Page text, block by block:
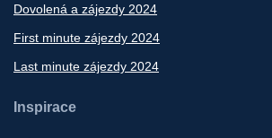
Dovolená a zájezdy 2024
First minute zájezdy 2024
Last minute zájezdy 2024
Inspirace